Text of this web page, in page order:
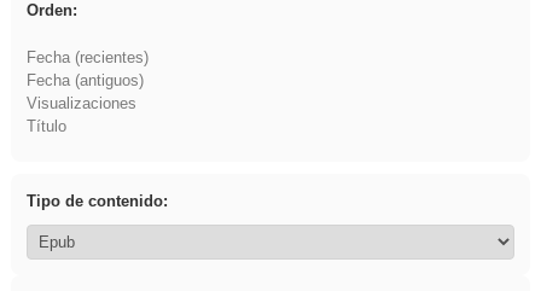
Orden:
Fecha (recientes)
Fecha (antiguos)
Visualizaciones
Título
Tipo de contenido: